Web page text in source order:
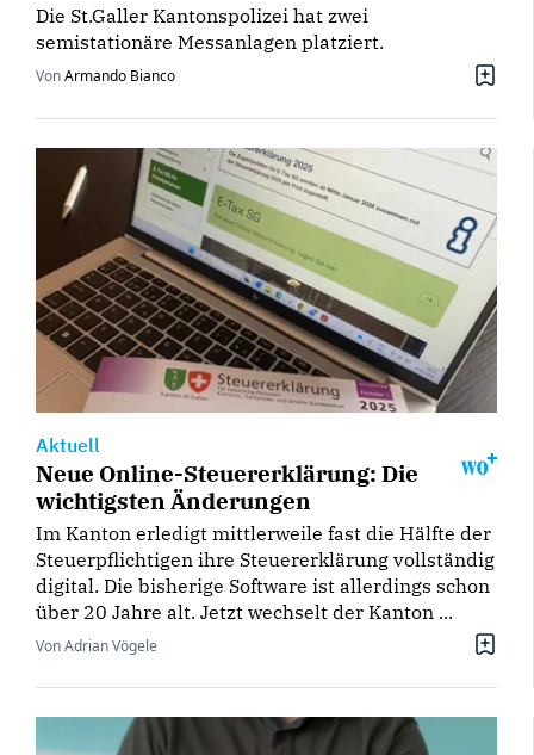
Die St.Galler Kantonspolizei hat zwei
semistationäre Messanlagen platziert.
VonArmando Bianco
Aktuell
Neue Online-Steuererklärung: Die
wichtigsten Änderungen
Im Kanton erledigt mittlerweile fast die Hälfte der
Steuerpflichtigen ihre Steuererklärung vollständig
digital. Die bisherige Software ist allerdings schon
über 20 Jahre alt. Jetzt wechselt der Kanton ...
Von Adrian Vögele